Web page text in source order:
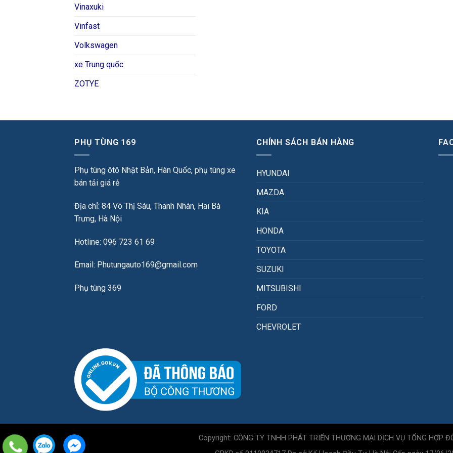
Vinaxuki
Vinfast
Volkswagen
xe Trung quốc
ZOTYE
PHỤ TÙNG 169
Phụ tùng ôtô Nhật Bản, Hàn Quốc, phụ tùng xe
bán tải giá rẻ
Địa chỉ: 84 Võ Thị Sáu, Thanh Nhàn, Hai Bà
Trưng, Hà Nội
Hotline: 096 723 61 69
Email: Phutungauto169@gmail.com
Phụ tùng 369
CHÍNH SÁCH BÁN HÀNG
HYUNDAI
MAZDA
KIA
HONDA
TOYOTA
SUZUKI
MITSUBISHI
FORD
CHEVROLET
Copyright: CÔNG TY TNHH PHÁT TRIỂN THƯƠNG MẠI DỊCH VỤ TỔNG HỢP